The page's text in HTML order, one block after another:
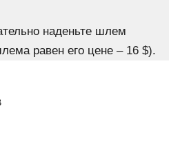
наденьте шлем
равен его цене – 16 $).